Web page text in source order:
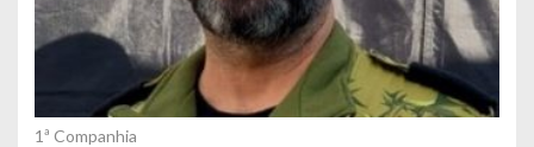
1ª Companhia